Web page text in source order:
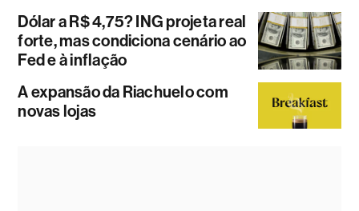
Dólar a R$ 4,75? ING projeta real
forte, mas condiciona cenário ao
Fed e à inflação
A expansão da Riachuelo com
novas lojas